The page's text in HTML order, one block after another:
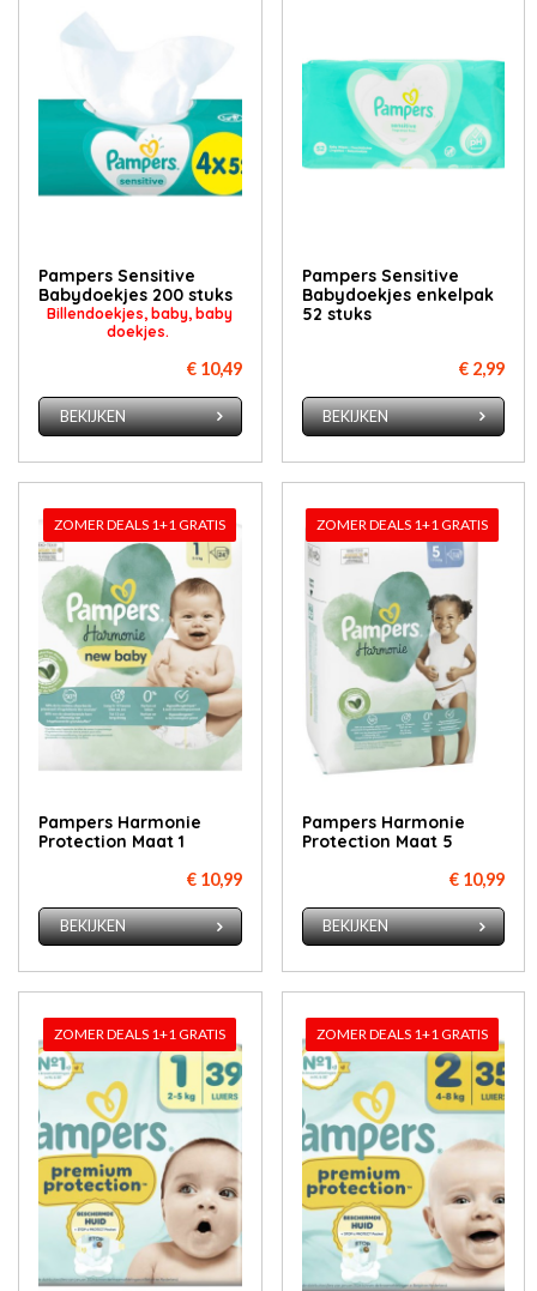
Pampers Sensitive
Babydoekjes 200 stuks
Billendoekjes, baby, baby
doekjes.
€ 10,49
BEKIJKEN
Pampers Sensitive
Babydoekjes enkelpak
52 stuks
€ 2,99
BEKIJKEN
ZOMER DEALS 1+1 GRATIS
Pampers Harmonie
Protection Maat 1
€ 10,99
BEKIJKEN
ZOMER DEALS 1+1 GRATIS
Pampers Harmonie
Protection Maat 5
€ 10,99
BEKIJKEN
ZOMER DEALS 1+1 GRATIS ZOMER DEALS 1+1 GRATIS